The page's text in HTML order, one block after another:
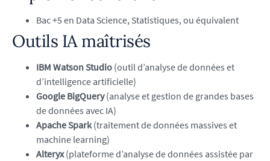
Bac +5 en Data Science, Statistiques, ou équivalent
Outils IA maîtrisés
IBM Watson Studio (outil d’analyse de données et
d’intelligence artificielle)
Google BigQuery(analyse et gestion de grandes bases
de données avec IA)
Apache Spark (traitement de données massives et
machine learning)
Alteryx(plateforme d’analyse de données assistée par